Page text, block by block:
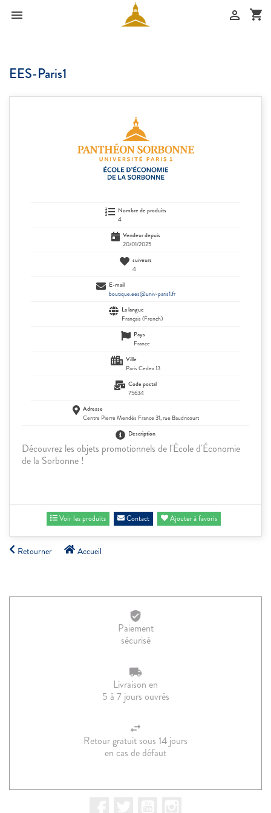
 shopping_cart

EES-Paris1
Nombre de produits
4
Vendeur depuis
20/01/2025
suiveurs
4
E-mail
boutique.ees@univ-paris1.fr
La langue
Français (French)
Pays
France
Ville
Paris Cedex 13
Code postal
75634
Adresse
Centre Pierre Mendès France 31, rue Baudricourt
Description
Découvrez les objets promotionnels de l'École d'Économie
de la Sorbonne !
Voir les produits Contact Ajouter à favoris
Retourner Accueil
Paiement
sécurisé
Livraison en
5 à 7 jours ouvrés
Retour gratuit sous 14 jours
en cas de défaut